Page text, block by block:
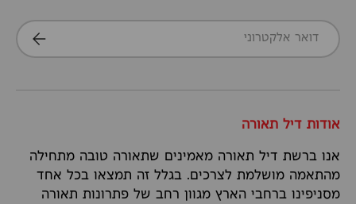
דואר אלקטרוני
הרשמה
אודות דיל תאורה
אנו ברשת דיל תאורה מאמינים שתאורה טובה מתחילה
מהתאמה מושלמת לצרכים. בגלל זה תמצאו בכל אחד
מסניפינו ברחבי הארץ מגוון רחב של פתרונות תאורה